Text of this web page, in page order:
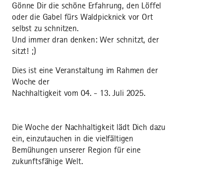
Gönne Dir die schöne Erfahrung, den Löffel
oder die Gabel fürs Waldpicknick vor Ort
selbst zu schnitzen.
Und immer dran denken: Wer schnitzt, der
sitzt! ;)
Dies ist eine Veranstaltung im Rahmen der
Woche der
Nachhaltigkeit vom 04. - 13. Juli 2025.
Die Woche der Nachhaltigkeit lädt Dich dazu
ein, einzutauchen in die vielfältigen
Bemühungen unserer Region für eine
zukunftsfähige Welt.